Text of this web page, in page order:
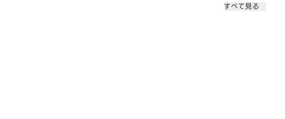
すべて見る